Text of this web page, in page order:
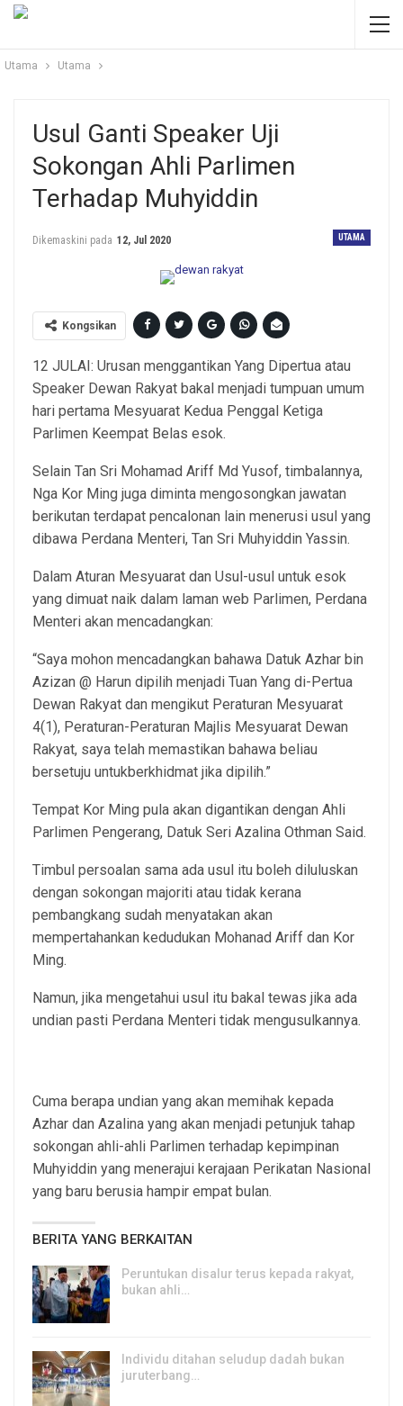
Utama Utama
Usul Ganti Speaker Uji
Sokongan Ahli Parlimen
Terhadap Muhyiddin
UTAMA
Dikemaskini pada 12, Jul 2020
Kongsikan
12 JULAI: Urusan menggantikan Yang Dipertua atau
Speaker Dewan Rakyat bakal menjadi tumpuan umum
hari pertama Mesyuarat Kedua Penggal Ketiga
Parlimen Keempat Belas esok.
Selain Tan Sri Mohamad Ariff Md Yusof, timbalannya,
Nga Kor Ming juga diminta mengosongkan jawatan
berikutan terdapat pencalonan lain menerusi usul yang
dibawa Perdana Menteri, Tan Sri Muhyiddin Yassin.
Dalam Aturan Mesyuarat dan Usul-usul untuk esok
yang dimuat naik dalam laman web Parlimen, Perdana
Menteri akan mencadangkan:
“Saya mohon mencadangkan bahawa Datuk Azhar bin
Azizan @ Harun dipilih menjadi Tuan Yang di-Pertua
Dewan Rakyat dan mengikut Peraturan Mesyuarat
4(1), Peraturan-Peraturan Majlis Mesyuarat Dewan
Rakyat, saya telah memastikan bahawa beliau
bersetuju untukberkhidmat jika dipilih.”
Tempat Kor Ming pula akan digantikan dengan Ahli
Parlimen Pengerang, Datuk Seri Azalina Othman Said.
Timbul persoalan sama ada usul itu boleh diluluskan
dengan sokongan majoriti atau tidak kerana
pembangkang sudah menyatakan akan
mempertahankan kedudukan Mohanad Ariff dan Kor
Ming.
Namun, jika mengetahui usul itu bakal tewas jika ada
undian pasti Perdana Menteri tidak mengusulkannya.
Cuma berapa undian yang akan memihak kepada
Azhar dan Azalina yang akan menjadi petunjuk tahap
sokongan ahli-ahli Parlimen terhadap kepimpinan
Muhyiddin yang menerajui kerajaan Perikatan Nasional
yang baru berusia hampir empat bulan.
BERITA YANG BERKAITAN
Peruntukan disalur terus kepada rakyat,
bukan ahli…
Individu ditahan seludup dadah bukan
juruterbang…